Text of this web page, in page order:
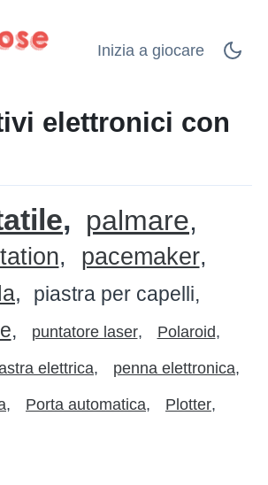
Inizia a giocare
elettronici con
palmare
pacemaker
piastra per capelli
puntatore laser Polaroid
elettrica penna elettronica
Porta automatica Plotter